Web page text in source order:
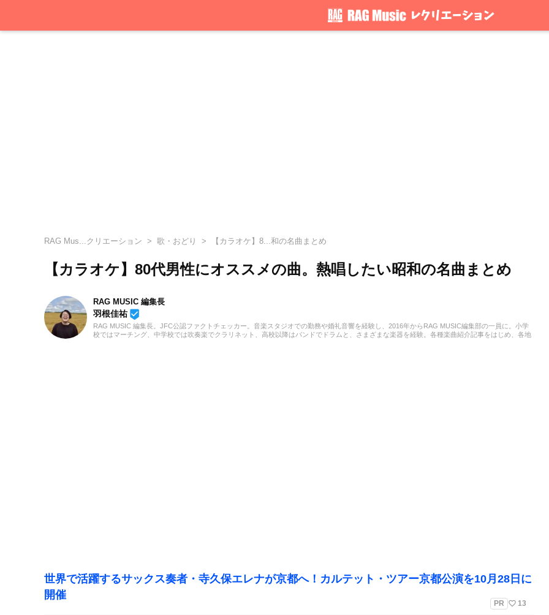
RAG Mus...クリエーション 歌・おどり 【カラオケ】8...和の名曲まとめ
【カラオケ】80代男性にオススメの曲。熱唱したい昭和の名曲まとめ
RAG MUSIC 編集長
羽根佳祐 beenhere
RAG MUSIC 編集長。JFC公認ファクトチェッカー。音楽スタジオでの勤務や婚礼音響を経験し、2016年からRAG MUSIC編集部の一員に。小学
校ではマーチング、中学校では吹奏楽でクラリネット、高校以降はバンドでドラムと、さまざまな楽器を経験。各種楽曲紹介記事をはじめ、各地
世界で活躍するサックス奏者・寺久保エレナが京都へ！カルテット・ツアー京都公演を10月28日に
開催
PR favorite_border 13